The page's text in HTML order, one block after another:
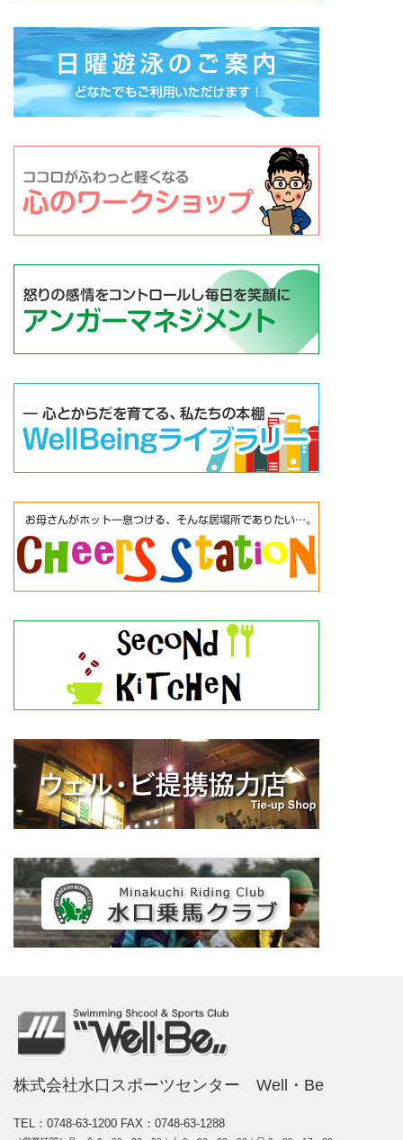
株式会社水口スポーツセンター Well・Be
TEL：0748-63-1200 FAX：0748-63-1288